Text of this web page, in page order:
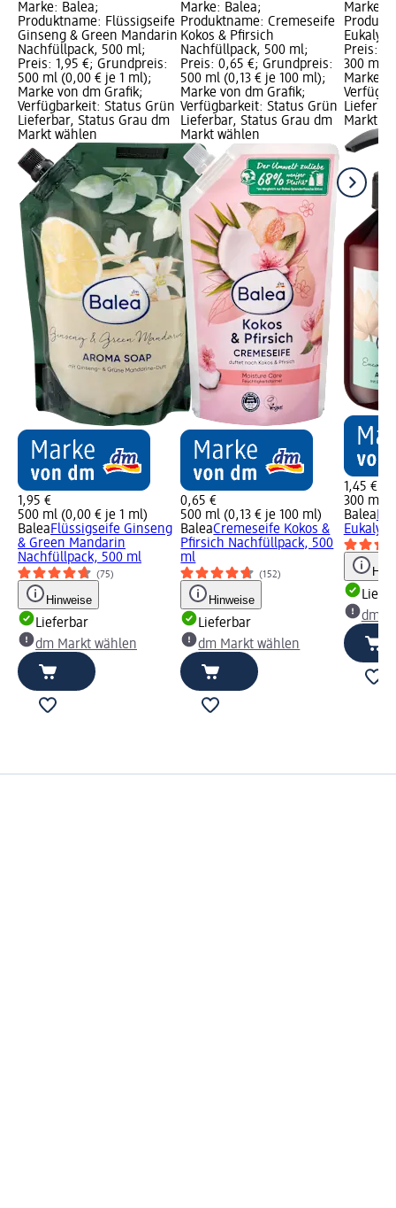
Marke: Balea;
Produktname: Flüssigseife
Ginseng & Green Mandarin
Nachfüllpack, 500 ml;
Preis: 1,95 €; Grundpreis:
500 ml (0,00 € je 1 ml);
Marke von dm Grafik;
Verfügbarkeit: Status Grün
Lieferbar, Status Grau dm
Markt wählen
1,95 €
500 ml (0,00 € je 1 ml)
BaleaFlüssigseife Ginseng
& Green Mandarin
Nachfüllpack, 500 ml
(75)
Hinweise
Lieferbar
dm Markt wählen
Marke: Balea;
Produktname: Cremeseife
Kokos & Pfirsich
Nachfüllpack, 500 ml;
Preis: 0,65 €; Grundpreis:
500 ml (0,13 € je 100 ml);
Marke von dm Grafik;
Verfügbarkeit: Status Grün
Lieferbar, Status Grau dm
Markt wählen
0,65 €
500 ml (0,13 € je 100 ml)
BaleaCremeseife Kokos &
Pfirsich Nachfüllpack, 500
ml
(152)
Hinweise
Lieferbar
dm Markt wählen
Marke:
Preis:
300 ml
Marke
Markt
1,45 €
300 ml
Balea
dm